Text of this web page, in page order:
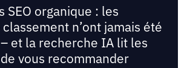
SEO organique : les
n’ont jamais été
et la recherche IA lit les
vous recommander